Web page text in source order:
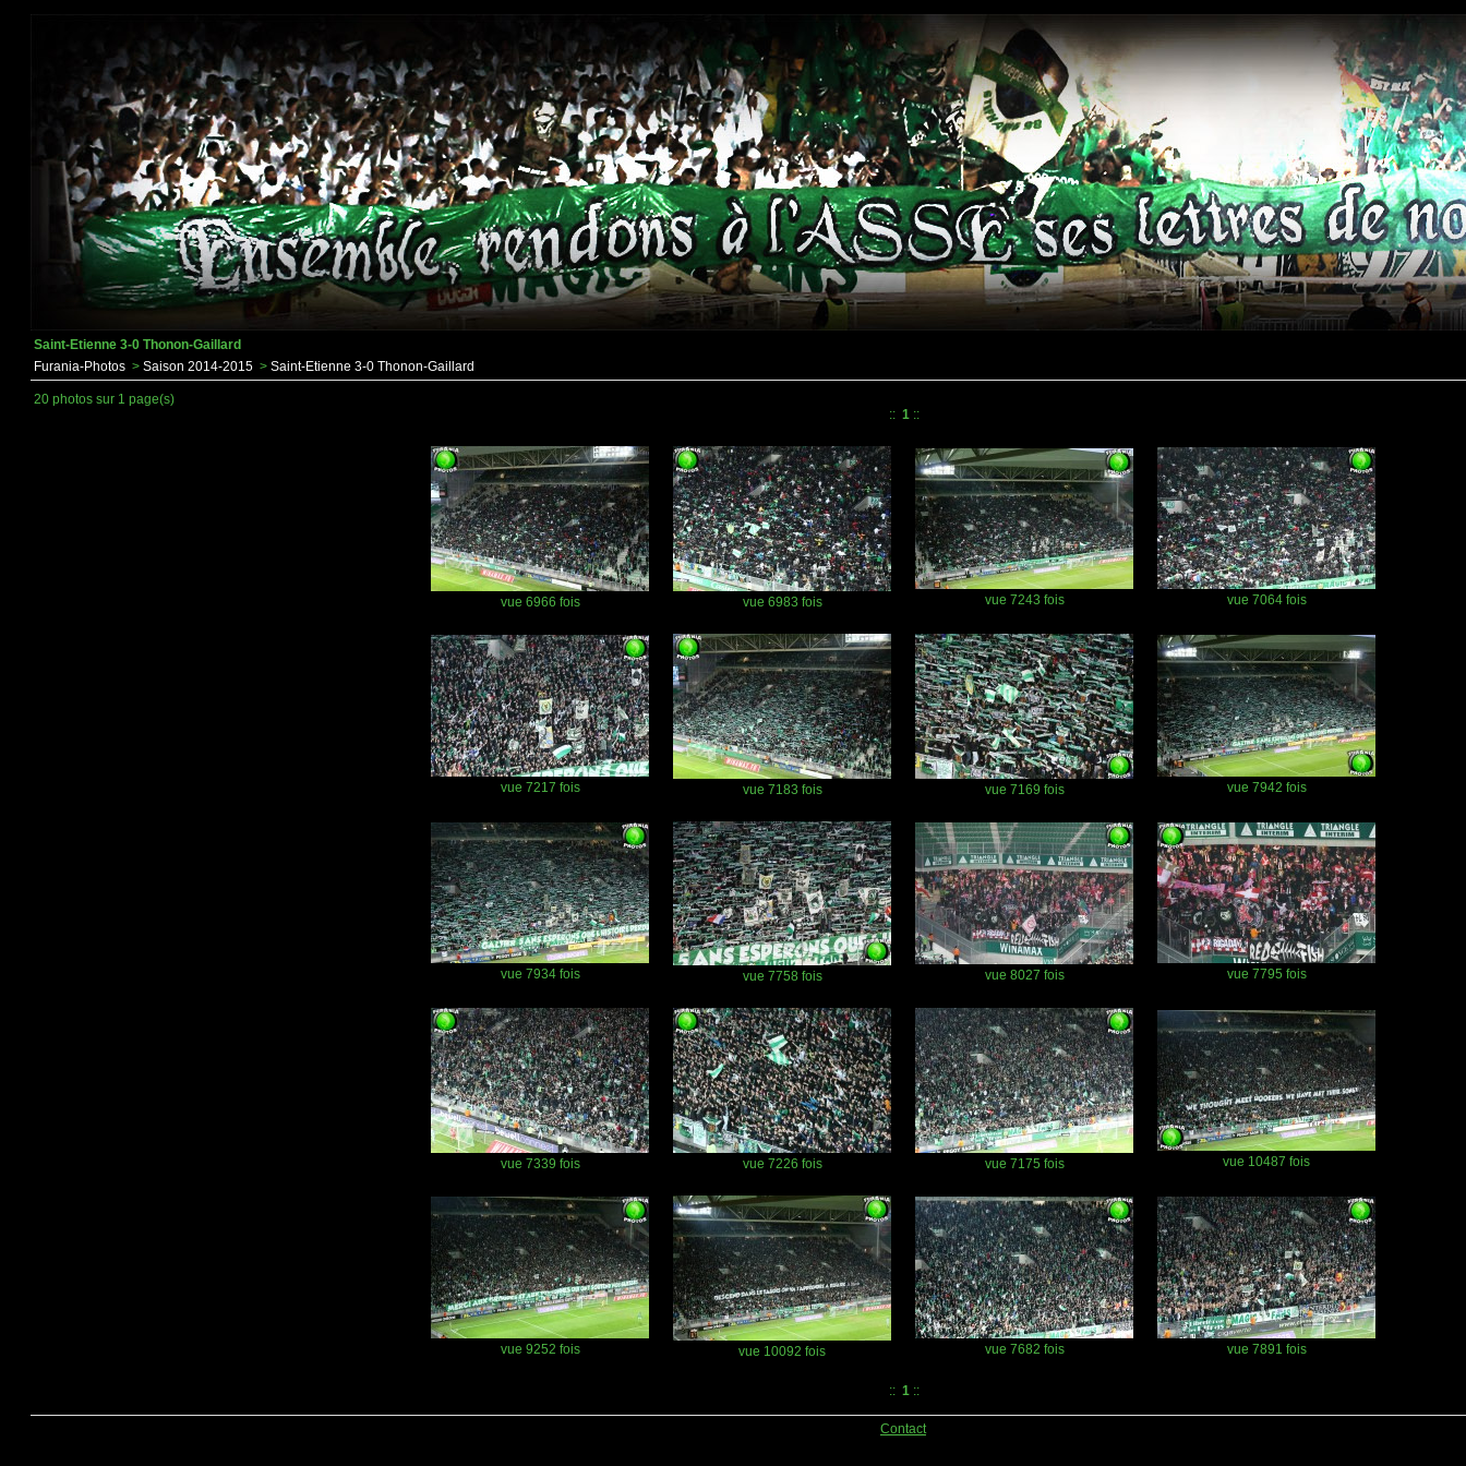
Saint-Etienne 3-0 Thonon-Gaillard
Furania-Photos > Saison 2014-2015 > Saint-Etienne 3-0 Thonon-Gaillard
20 photos sur 1 page(s)
:: 1::
vue 6966 fois vue 6983 fois vue 7243 fois vue 7064 fois
vue 7217 fois vue 7183 fois vue 7169 fois vue 7942 fois
vue 7934 fois vue 7758 fois vue 8027 fois vue 7795 fois
vue 7339 fois vue 7226 fois vue 7175 fois vue 10487 fois
vue 9252 fois vue 10092 fois vue 7682 fois vue 7891 fois
:: 1::
Contact